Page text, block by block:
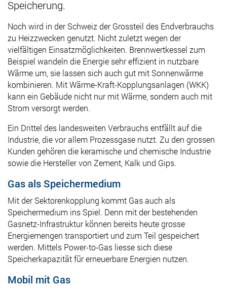
Speicherung.
Noch wird in der Schweiz der Grossteil des Endverbrauchs
zu Heizzwecken genutzt. Nicht zuletzt wegen der
vielfältigen Einsatzmöglichkeiten. Brennwertkessel zum
Beispiel wandeln die Energie sehr effizient in nutzbare
Wärme um, sie lassen sich auch gut mit Sonnenwärme
kombinieren. Mit Wärme-Kraft-Kopplungsanlagen (WKK)
kann ein Gebäude nicht nur mit Wärme, sondern auch mit
Strom versorgt werden.
Ein Drittel des landesweiten Verbrauchs entfällt auf die
Industrie, die vor allem Prozessgase nutzt. Zu den grossen
Kunden gehören die keramische und chemische Industrie
sowie die Hersteller von Zement, Kalk und Gips.
Gas als Speichermedium
Mit der Sektorenkopplung kommt Gas auch als
Speichermedium ins Spiel. Denn mit der bestehenden
Gasnetz-Infrastruktur können bereits heute grosse
Energiemengen transportiert und zum Teil gespeichert
werden. Mittels Power-to-Gas liesse sich diese
Speicherkapazität für erneuerbare Energien nutzen.
Mobil mit Gas